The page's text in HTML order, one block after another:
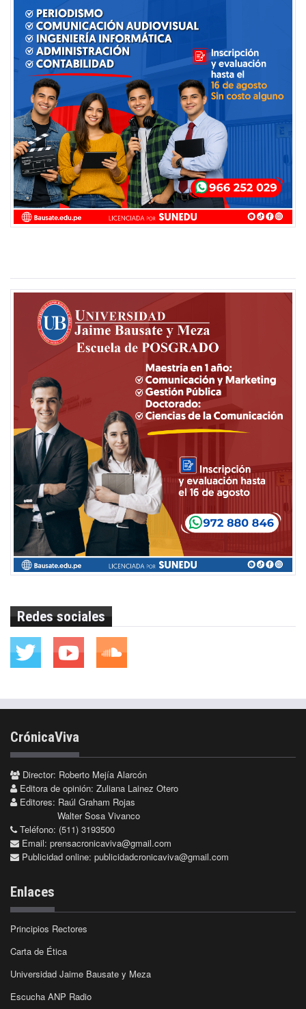
Redes sociales
CrónicaViva
Director: Roberto Mejía Alarcón
Editora de opinión: Zuliana Lainez Otero
Editores: Raúl Graham Rojas
Walter Sosa Vivanco
Teléfono: (511) 3193500
Email: prensacronicaviva@gmail.com
Publicidad online: publicidadcronicaviva@gmail.com
Enlaces
Principios Rectores
Carta de Ética
Universidad Jaime Bausate y Meza
Escucha ANP Radio